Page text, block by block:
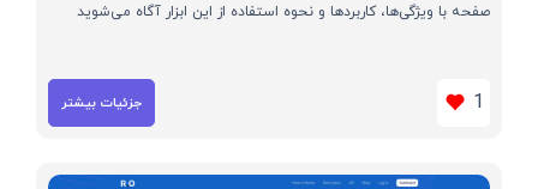
صفحه با ویژگی‌ها، کاربردها و نحوه استفاده از این ابزار آگاه می‌شوید
1 جزئیات بیشتر